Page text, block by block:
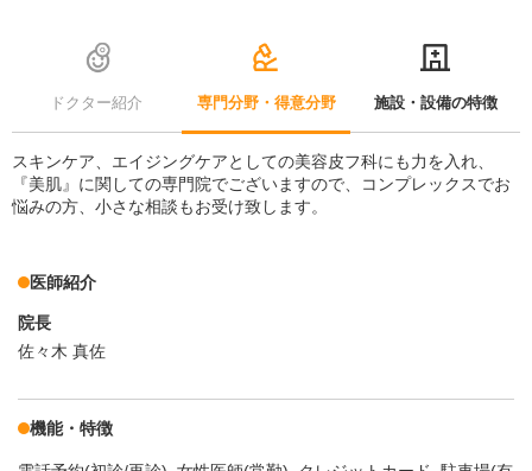
ドクター紹介 専門分野・得意分野 施設・設備の特徴
スキンケア、エイジングケアとしての美容皮フ科にも力を入れ、
『美肌』に関しての専門院でございますので、コンプレックスでお
悩みの方、小さな相談もお受け致します。
医師紹介
院長
佐々木 真佐
機能・特徴